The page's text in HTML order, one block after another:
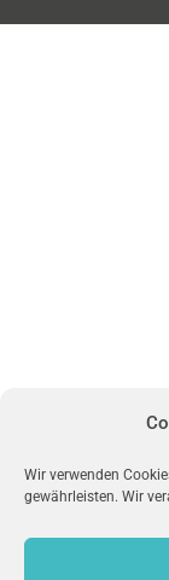
Wir verwenden
gewährleisten. Wir